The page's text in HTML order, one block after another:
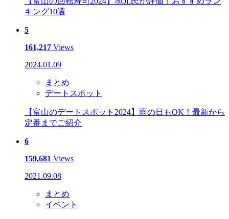
キング10選
5
161,217 Views
2024.01.09
まとめ
デートスポット
【富山のデートスポット2024】雨の日もOK！最新から
定番までご紹介
6
159,681 Views
2021.09.08
まとめ
イベント